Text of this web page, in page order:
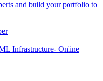
and build your portfolio to
Infrastructure- Online